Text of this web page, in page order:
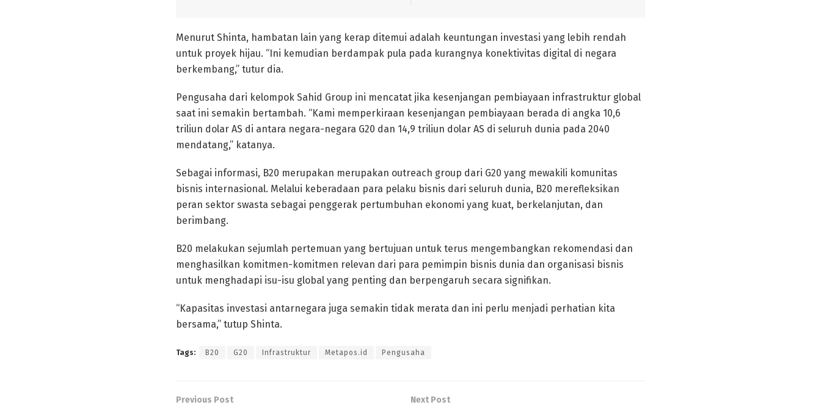
Menurut Shinta, hambatan lain yang kerap ditemui adalah keuntungan investasi yang lebih rendah
untuk proyek hijau. “Ini kemudian berdampak pula pada kurangnya konektivitas digital di negara
berkembang,” tutur dia.
Pengusaha dari kelompok Sahid Group ini mencatat jika kesenjangan pembiayaan infrastruktur global
saat ini semakin bertambah. “Kami memperkiraan kesenjangan pembiayaan berada di angka 10,6
triliun dolar AS di antara negara-negara G20 dan 14,9 triliun dolar AS di seluruh dunia pada 2040
mendatang,” katanya.
Sebagai informasi, B20 merupakan merupakan outreach group dari G20 yang mewakili komunitas
bisnis internasional. Melalui keberadaan para pelaku bisnis dari seluruh dunia, B20 merefleksikan
peran sektor swasta sebagai penggerak pertumbuhan ekonomi yang kuat, berkelanjutan, dan
berimbang.
B20 melakukan sejumlah pertemuan yang bertujuan untuk terus mengembangkan rekomendasi dan
menghasilkan komitmen-komitmen relevan dari para pemimpin bisnis dunia dan organisasi bisnis
untuk menghadapi isu-isu global yang penting dan berpengaruh secara signifikan.
“Kapasitas investasi antarnegara juga semakin tidak merata dan ini perlu menjadi perhatian kita
bersama,” tutup Shinta.
Tags: B20 G20 Infrastruktur Metapos.id Pengusaha
Previous Post Next Post